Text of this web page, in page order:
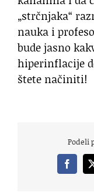
„strčnjaka“
nauka i
bude jasno
hiperinflacije
štete načiniti!
Podeli